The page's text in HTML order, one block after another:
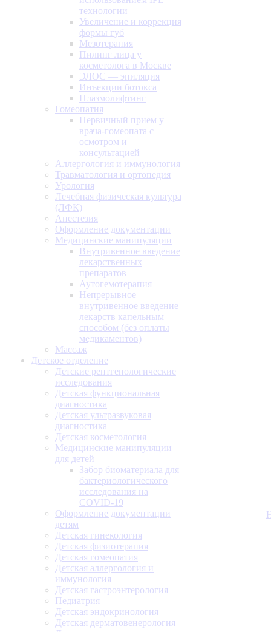
технологии
Увеличение и коррекция
формы губ
Мезотерапия
Пилинг лица у
косметолога в Москве
ЭЛОС — эпиляция
Инъекции ботокса
Плазмолифтинг
Гомеопатия
Первичный прием у
врача-гомеопата с
осмотром и
консультацией
Аллергология и иммунология
Травматология и ортопедия
Урология
Лечебная физическая культура
(ЛФК)
Анестезия
Оформление документации
Медицинские манипуляции
Внутривенное введение
лекарственных
препаратов
Аутогемотерапия
Непрерывное
внутривенное введение
лекарств капельным
способом (без оплаты
медикаментов)
Массаж
Детское отделение
Детские рентгенологические
исследования
Детская функциональная
диагностика
Детская ультразвуковая
диагностика
Детская косметология
Медицинские манипуляции
для детей
Забор биоматериала для
бактериологического
исследования на
COVID-19
Оформление документации
детям
Детская гинекология
Детская физиотерапия
Детская гомеопатия
Детская аллергология и
иммунология
Детская гастроэнтерология
Педиатрия
Детская эндокринология
Детская дерматовенерология